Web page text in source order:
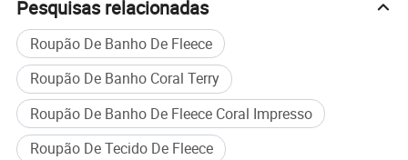
Pesquisas relacionadas
Roupão De Banho De Fleece
Roupão De Banho Coral Terry
Roupão De Banho De Fleece Coral Impresso
Roupão De Tecido De Fleece